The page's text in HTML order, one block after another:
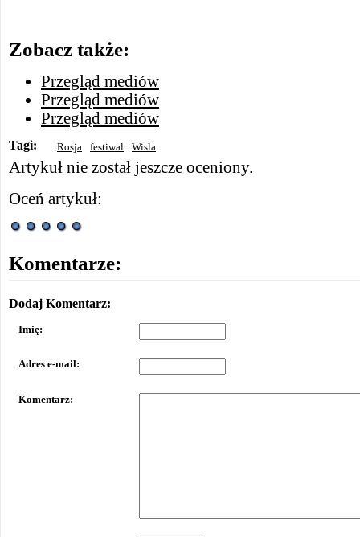
Zobacz także:
Przegląd mediów
Przegląd mediów
Przegląd mediów
Tagi: Rosja festiwal Wisla
Artykuł nie został jeszcze oceniony.
Oceń artykuł:
Komentarze:
Dodaj Komentarz:
Imię:
Adres e-mail:
Komentarz: